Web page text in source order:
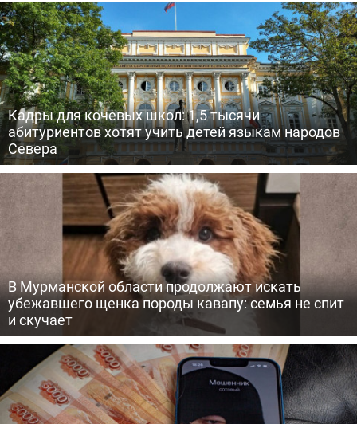
Кадры для кочевых школ: 1,5 тысячи
абитуриентов хотят учить детей языкам народов
Севера
В Мурманской области продолжают искать
убежавшего щенка породы кавапу: семья не спит
и скучает